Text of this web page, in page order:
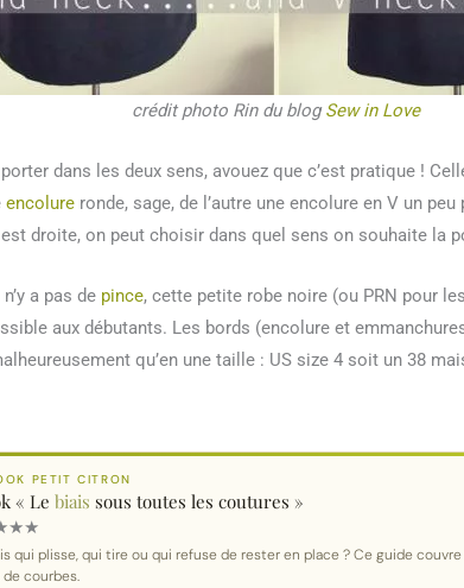
crédit photo Rin du blogSew in Love
dans les deux sens, avouez que c’est pratique !
encolure ronde, sage, de l’autre une encolure en V un
droite, on peut choisir dans quel sens on souhaite la
a pas de pince, cette petite robe noire (ou PRN pour
aux débutants. Les bords (encolure et
qu’en une taille : US size 4 soit un 38
PETIT CITRON
« Le biais sous toutes les coutures »
★★
qui plisse, qui tire ou qui refuse de rester en place ? Ce guide
courbes.